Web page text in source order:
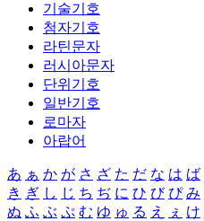
기술기호
첨자기호
라틴문자
러시아문자
단위기호
일반기호
로마자
아랍어
あ ぁ か が さ ざ た だ な は ば
き ぎ し じ ち ぢ に ひ び ぴ み
ぬ ふ ぶ ぷ む ゆ ゅ る え ぇ け